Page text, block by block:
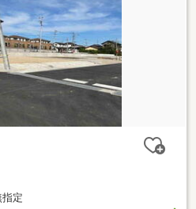
定